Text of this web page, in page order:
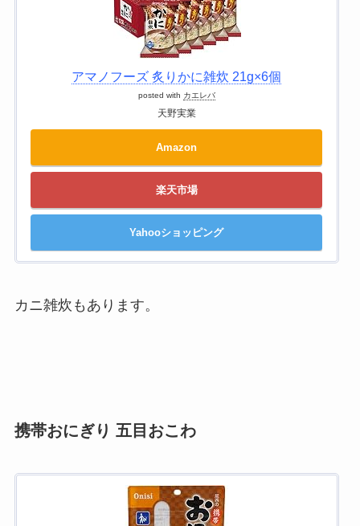
アマノフーズ 炙りかに雑炊 21g×6個
posted with カエレバ
天野実業
Amazon
楽天市場
Yahooショッピング
カニ雑炊もあります。
携帯おにぎり 五目おこわ